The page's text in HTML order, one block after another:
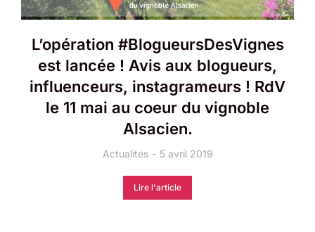
L’opération #BlogueursDesVignes
est lancée ! Avis aux blogueurs,
influenceurs, instagrameurs ! RdV
le 11 mai au coeur du vignoble
Alsacien.
Actualités 5 avril 2019
Lire l'article